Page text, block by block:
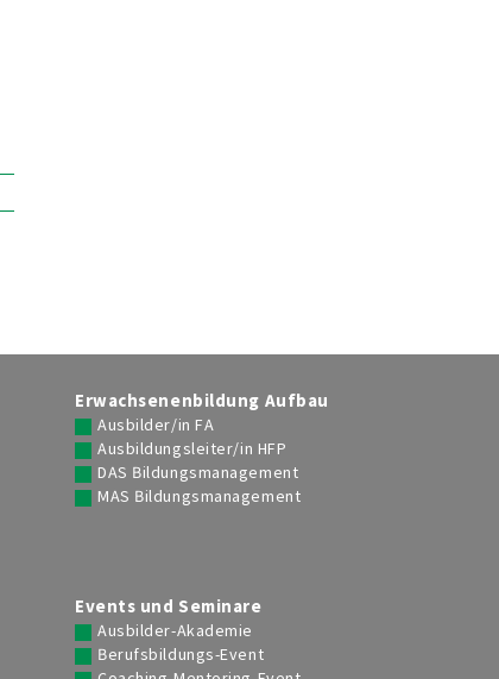
Erwachsenenbildung Aufbau
Ausbilder/in FA
Ausbildungsleiter/in HFP
DAS Bildungsmanagement
MAS Bildungsmanagement
Events und Seminare
Ausbilder-Akademie
Berufsbildungs-Event